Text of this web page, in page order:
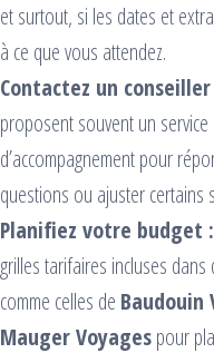
et surtout, si les dates et
à ce que vous attendez.
Contactez un
proposent souvent un service
d’accompagnement pour
questions ou ajuster certains
Planifiez votre budget :
grilles tarifaires incluses
comme celles de Baudouin
Mauger Voyagespour